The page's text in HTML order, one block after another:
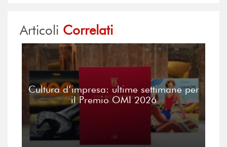
Articoli Correlati
Cultura d’impresa: ultime settimane per
il Premio OMI 2026